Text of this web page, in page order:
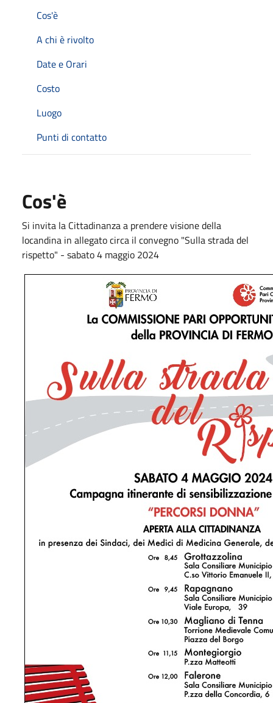
Cos'è
A chi è rivolto
Date e Orari
Costo
Luogo
Punti di contatto
Cos'è
Si invita la Cittadinanza a prendere visione della
locandina in allegato circa il convegno "Sulla strada del
rispetto" - sabato 4 maggio 2024